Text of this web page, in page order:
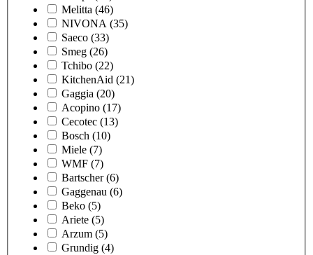
Melitta (46)
NIVONA (35)
Saeco (33)
Smeg (26)
Tchibo (22)
KitchenAid (21)
Gaggia (20)
Acopino (17)
Cecotec (13)
Bosch (10)
Miele (7)
WMF (7)
Bartscher (6)
Gaggenau (6)
Beko (5)
Ariete (5)
Arzum (5)
Grundig (4)